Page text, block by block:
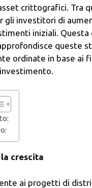
crittografici. Tra
gli investitori di
iniziali. Questa
queste
ordinate in base ai
crescita
ai progetti di